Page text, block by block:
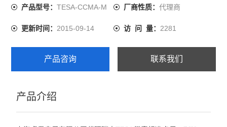
瑞士TETKO
横河YOKOGAWA
赛发SEFAR
新宝SHIMPO
CCMA-M，TESA-CCMA-M
产品型号：TESA-CCMA-M 厂商性质： 代理商
更新时间：2015-09-14 访 问 量： 2281
产品咨询 联系我们
产品介绍